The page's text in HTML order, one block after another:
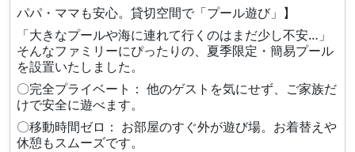
パパ・ママも安心。貸切空間で「プール遊び」】
「大きなプールや海に連れて行くのはまだ少し不安…」
そんなファミリーにぴったりの、夏季限定・簡易プール
を設置いたしました。
〇完全プライベート： 他のゲストを気にせず、ご家族だ
けで安全に遊べます。
〇移動時間ゼロ： お部屋のすぐ外が遊び場。お着替えや
休憩もスムーズです。